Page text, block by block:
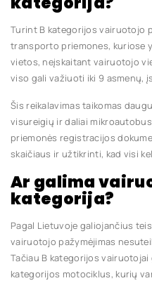
Turint B kategorijos vairuotojo
transporto priemones, kuriose
vietos, neįskaitant vairuotojo
viso gali važiuoti iki 9 asmenų,
Šis reikalavimas taikomas
visureigių ir daliai
priemonės registracijos
skaičiaus ir užtikrinti, kad visi
Ar galima
kategorija?
Pagal Lietuvoje galiojančius
vairuotojo pažymėjimas
Tačiau B kategorijos
kategorijos motociklus, kurių